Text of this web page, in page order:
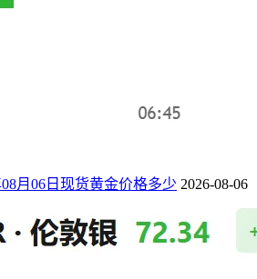
月06日现货黄金价格多少 2026-08-06